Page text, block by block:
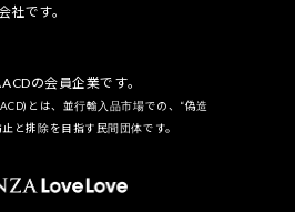
社です。
の会員企業です。
とは、並行輸入品市場での、“偽造
と排除を目指す民間団体です。